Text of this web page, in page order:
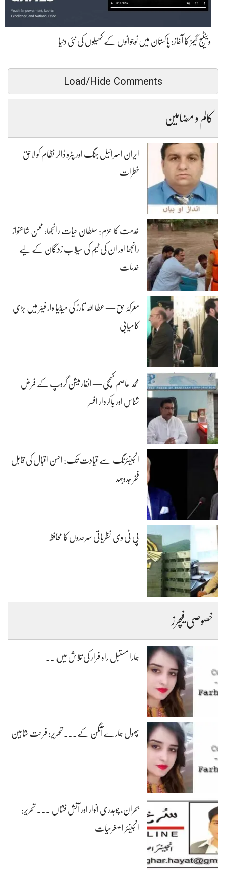
وینٹیج گیمز کا آغاز: پاکستان میں نوجوانوں کے کھیلوں کی نئی دنیا
Load/Hide Comments
کالم و مضامین
ایران اسرائیل جنگ اور پٹرو ڈالر نظام کو لاحق
خطرات
خدمت کا عزم: سلطان حیات رانجھا، محسن شاھنواز
رانجھا اور ان کی ٹیم کی سیلاب زدگان کے لیے
خدمات
معرکۂ حق — عطا اللہ تارڑ کی میڈیا وار فیئر میں بڑی
کامیابی
محمد عاصم کھچی — انفارمیشن گروپ کے فرض
شناس اور باکردار افسر
انجینئرنگ سے قیادت تک: احسن اقبال کی قابل
فخر جدوجہد
پی ٹی وی نظریاتی سرحدوں کا محافظ
خصوصی فیچرز
ہمارا مستبل راہ فرار کی تلاش میں ۔۔
پھول ہمارے آنگن کے۔۔۔ تحریر: فرحت شاہین
بحران، چوہدری انوار اور آتش فشاں ۔۔۔ تحریر:
انجینئر اصغرحیات